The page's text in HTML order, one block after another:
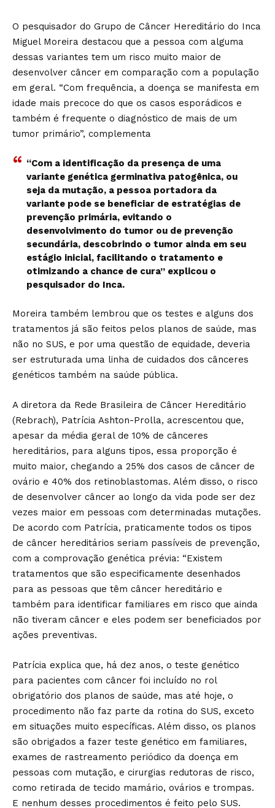
O pesquisador do Grupo de Câncer Hereditário do Inca
Miguel Moreira destacou que a pessoa com alguma
dessas variantes tem um risco muito maior de
desenvolver câncer em comparação com a população
em geral. “Com frequência, a doença se manifesta em
idade mais precoce do que os casos esporádicos e
também é frequente o diagnóstico de mais de um
tumor primário”, complementa
“Com a identificação da presença de uma
variante genética germinativa patogênica, ou
seja da mutação, a pessoa portadora da
variante pode se beneficiar de estratégias de
prevenção primária, evitando o
desenvolvimento do tumor ou de prevenção
secundária, descobrindo o tumor ainda em seu
estágio inicial, facilitando o tratamento e
otimizando a chance de cura” explicou o
pesquisador do Inca.
Moreira também lembrou que os testes e alguns dos
tratamentos já são feitos pelos planos de saúde, mas
não no SUS, e por uma questão de equidade, deveria
ser estruturada uma linha de cuidados dos cânceres
genéticos também na saúde pública.
A diretora da Rede Brasileira de Câncer Hereditário
(Rebrach), Patrícia Ashton-Prolla, acrescentou que,
apesar da média geral de 10% de cânceres
hereditários, para alguns tipos, essa proporção é
muito maior, chegando a 25% dos casos de câncer de
ovário e 40% dos retinoblastomas. Além disso, o risco
de desenvolver câncer ao longo da vida pode ser dez
vezes maior em pessoas com determinadas mutações.
De acordo com Patrícia, praticamente todos os tipos
de câncer hereditários seriam passíveis de prevenção,
com a comprovação genética prévia: “Existem
tratamentos que são especificamente desenhados
para as pessoas que têm câncer hereditário e
também para identificar familiares em risco que ainda
não tiveram câncer e eles podem ser beneficiados por
ações preventivas.
Patrícia explica que, há dez anos, o teste genético
para pacientes com câncer foi incluído no rol
obrigatório dos planos de saúde, mas até hoje, o
procedimento não faz parte da rotina do SUS, exceto
em situações muito específicas. Além disso, os planos
são obrigados a fazer teste genético em familiares,
exames de rastreamento periódico da doença em
pessoas com mutação, e cirurgias redutoras de risco,
como retirada de tecido mamário, ovários e trompas.
E nenhum desses procedimentos é feito pelo SUS.